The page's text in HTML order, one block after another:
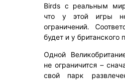
Birds с реальным
что у этой игры
ограничений.
будет и у британского
Одной
не ограничится –
свой парк